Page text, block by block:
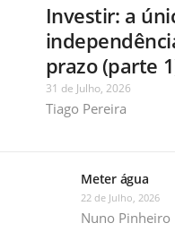
Investir: a
prazo (parte
31 de Julho, 2026
Tiago Pereira
Meter água
22 de Julho, 2026
Nuno Pinheiro